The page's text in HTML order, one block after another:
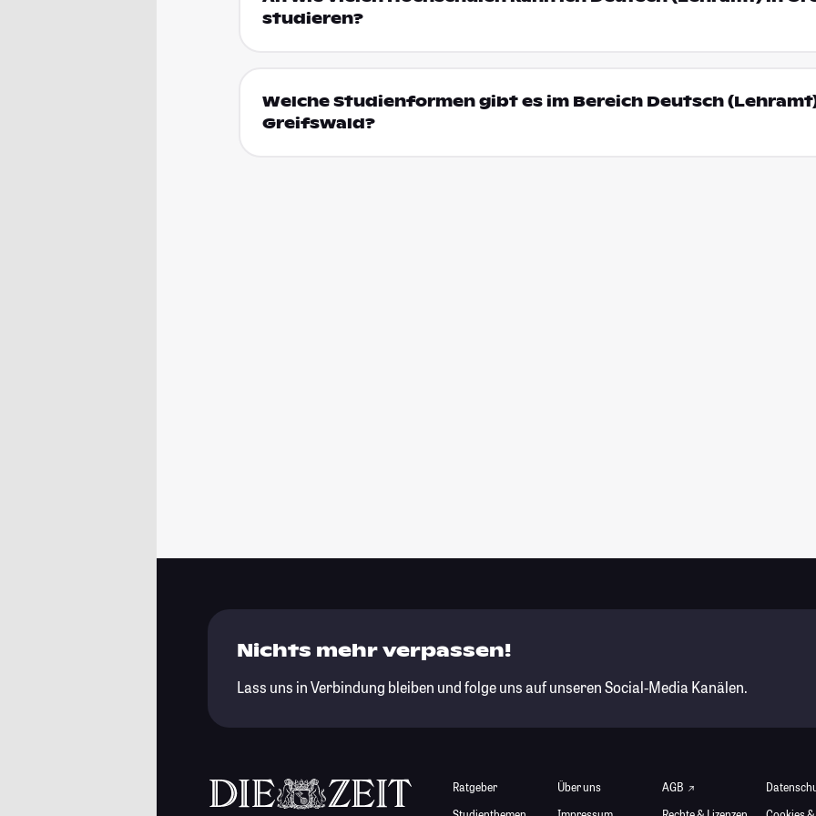
studieren?
Welche Studienformen gibt es im Bereich Deutsch
Greifswald?
Nichts mehr verpassen!
Lass uns in Verbindung bleiben und folge uns auf unseren Social-Media Kanälen.
Ratgeber
Über uns
AGB